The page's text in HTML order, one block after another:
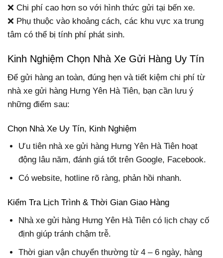
❌ Chi phí cao hơn so với hình thức gửi tại bến xe.
❌ Phụ thuộc vào khoảng cách, các khu vực xa trung
tâm có thể bị tính phí phát sinh.
Kinh Nghiệm Chọn Nhà Xe Gửi Hàng Uy Tín
Để gửi hàng an toàn, đúng hẹn và tiết kiệm chi phí từ
nhà xe gửi hàng Hưng Yên Hà Tiên, bạn cần lưu ý
những điểm sau:
Chọn Nhà Xe Uy Tín, Kinh Nghiệm
Ưu tiên nhà xe gửi hàng Hưng Yên Hà Tiên hoạt
động lâu năm, đánh giá tốt trên Google, Facebook.
Có website, hotline rõ ràng, phản hồi nhanh.
Kiểm Tra Lịch Trình & Thời Gian Giao Hàng
Nhà xe gửi hàng Hưng Yên Hà Tiên có lịch chạy cố
định giúp tránh chậm trễ.
Thời gian vận chuyển thường từ 4 – 6 ngày, hàng